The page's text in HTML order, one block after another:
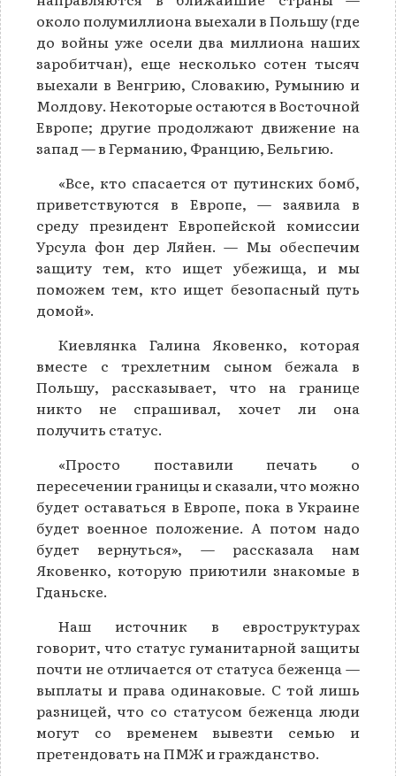
около полумиллиона выехали в Польшу (где
до войны уже осели два миллиона наших
заробитчан), еще несколько сотен тысяч
выехали в Венгрию, Словакию, Румынию и
Молдову. Некоторые остаются в Восточной
Европе; другие продолжают движение на
запад — в Германию, Францию, Бельгию.
«Все, кто спасается от путинских бомб,
приветствуются в Европе, — заявила в
среду президент Европейской комиссии
Урсула фон дер Ляйен. — Мы обеспечим
защиту тем, кто ищет убежища, и мы
поможем тем, кто ищет безопасный путь
домой».
Киевлянка Галина Яковенко, которая
вместе с трехлетним сыном бежала в
Польшу, рассказывает, что на границе
никто не спрашивал, хочет ли она
получить статус.
«Просто поставили печать о
пересечении границы и сказали, что можно
будет оставаться в Европе, пока в Украине
будет военное положение. А потом надо
будет вернуться», — рассказала нам
Яковенко, которую приютили знакомые в
Гданьске.
Наш источник в евроструктурах
говорит, что статус гуманитарной защиты
почти не отличается от статуса беженца —
выплаты и права одинаковые. С той лишь
разницей, что со статусом беженца люди
могут со временем вывезти семью и
претендовать на ПМЖ и гражданство.